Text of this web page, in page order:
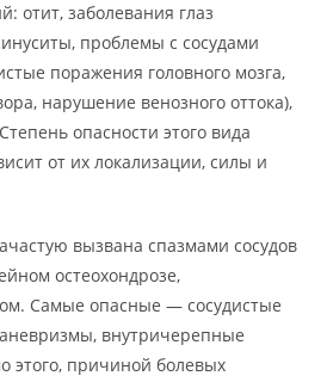
отит, заболевания глаз
проблемы с сосудами
поражения головного мозга,
нарушение венозного оттока),
опасности этого вида
от их локализации, силы и
вызвана спазмами сосудов
остеохондрозе,
Самые опасные — сосудистые
внутричерепные
этого, причиной болевых